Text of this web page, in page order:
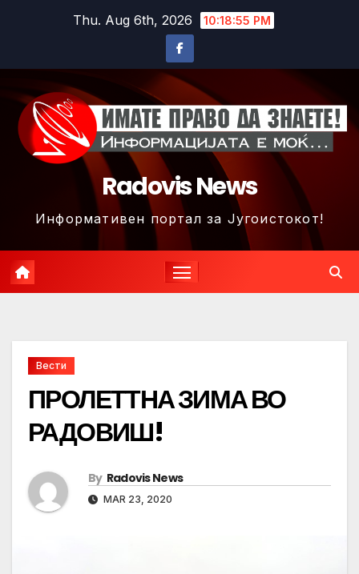
Thu. Aug 6th, 2026 10:18:57 PM
Radovis News
Информативен портал за Југоистокот!
Вести
ПРОЛЕТТНА ЗИМА ВО
РАДОВИШ!
By Radovis News
MAR 23, 2020